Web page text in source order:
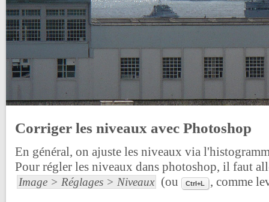
Corriger les niveaux avec Photoshop
En général, on ajuste les niveaux via
Pour régler les niveaux dans photoshop, il faut
Image > Réglages > Niveaux (ou Ctrl+L
, comme